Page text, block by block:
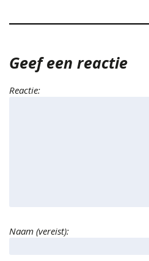
Geef een reactie
Reactie:
Naam (vereist):